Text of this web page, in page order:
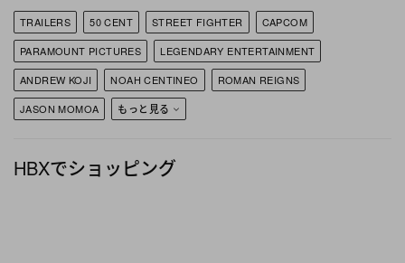
『Street Fighter（原題）』は「Paramount
Pictures」 配給のもと、2026年10月16日（金）に
全世界同時公開予定だ。
TRAILERS 50 CENT STREET FIGHTER
CAPCOM
PARAMOUNT PICTURES
LEGENDARY ENTERTAINMENT
ANDREW KOJI
NOAH CENTINEO
ROMAN REIGNS
JASON MOMOA
もっと見る
HBXでショッピング